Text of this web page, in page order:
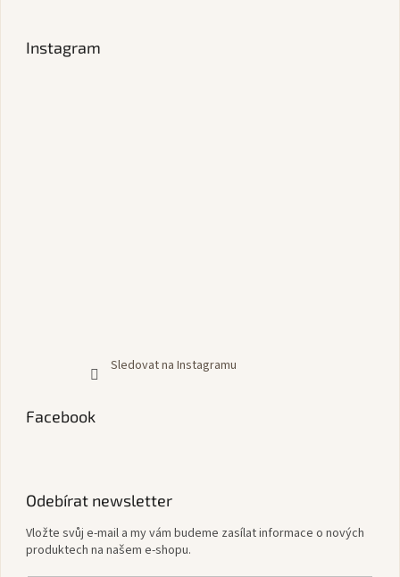
Instagram
Sledovat na Instagramu
Facebook
Odebírat newsletter
Vložte svůj e-mail a my vám budeme zasílat informace o nových
produktech na našem e-shopu.